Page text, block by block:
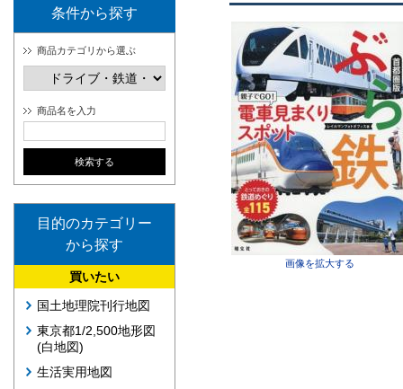
条件から探す
商品カテゴリから選ぶ
商品名を入力
目的のカテゴリー
から探す
買いたい
国土地理院刊行地図
東京都1/2,500地形図
(白地図)
生活実用地図
画像を拡大する